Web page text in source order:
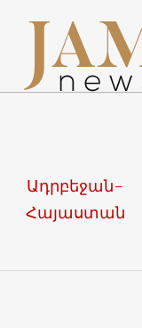
Ադրբեջան-
Հայաստան